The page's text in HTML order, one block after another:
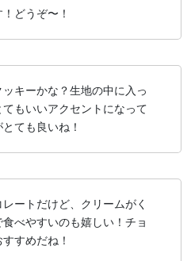
どうぞ〜！
ッキーかな？生地の中に入っ
てもいいアクセントになって
ても良いね！
ートだけど、クリームがく
食べやすいのも嬉しい！チョ
すめだね！